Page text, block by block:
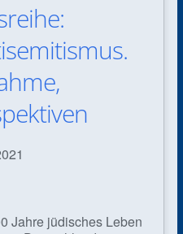
Jahre jüdisches Leben